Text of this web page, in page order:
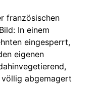
französischen
In einem
eingesperrt,
eigenen
abgemagert